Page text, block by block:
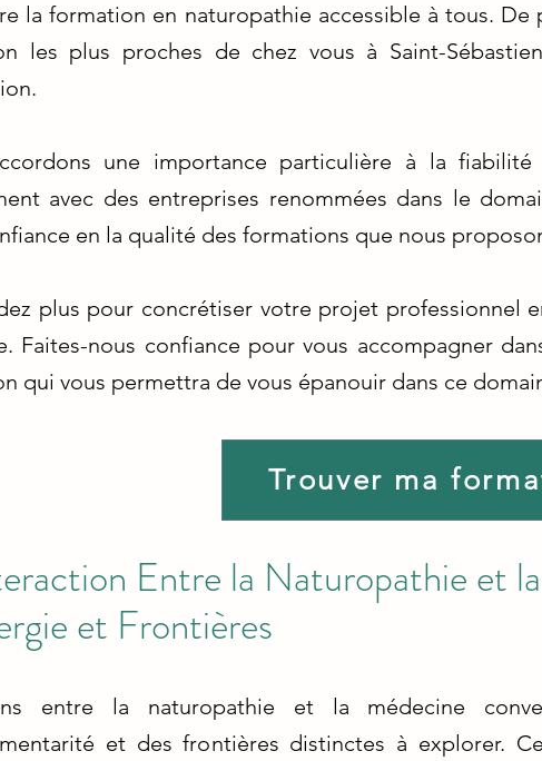
la formation en naturopathie accessible à tous.
les plus proches de chez vous à Saint-
une importance particulière à la
avec des entreprises renommées dans le
en la qualité des formations que nous
plus pour concrétiser votre projet professionnel
Faites-nous confiance pour vous accompagner
qui vous permettra de vous épanouir dans ce
Trouver ma
Entre la Naturopathie et
et Frontières
entre la naturopathie et la médecine
et des frontières distinctes à explorer.